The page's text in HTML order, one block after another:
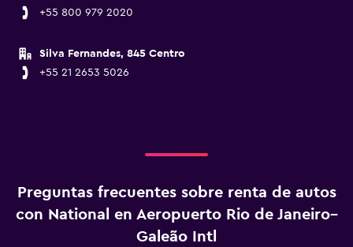
+55 800 979 2020
Silva Fernandes, 845 Centro
+55 21 2653 5026
Preguntas frecuentes sobre renta de autos
con National en Aeropuerto Rio de Janeiro–
Galeão Intl